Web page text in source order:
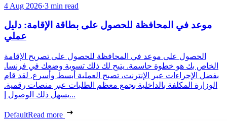
4 Aug 2026·3 min read
موعد في المحافظة للحصول على بطاقة الإقامة: دليل
عملي
الحصول على موعد في المحافظة للحصول على تصريح الإقامة
الخاص بك هو خطوة حاسمة. يتيح لك ذلك تسوية وضعك في فرنسا.
بفضل الإجراءات عبر الإنترنت، تصبح العملية أبسط وأسرع. لقد قام
الوزارة المكلفة بالداخلية بجمع معظم الطلبات عبر منصات رقمية.
يسهل ذلك الوصول إ...
DefaultRead more